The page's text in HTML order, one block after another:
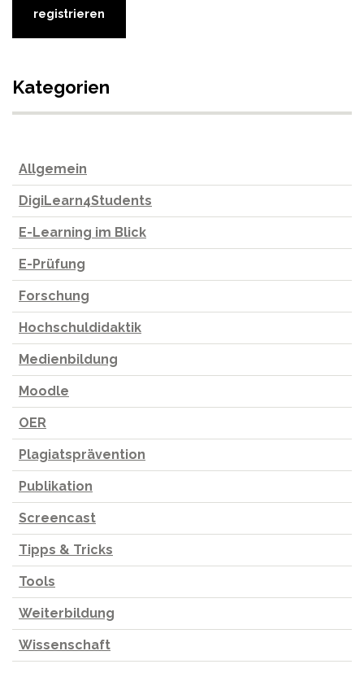
Kategorien
Allgemein
DigiLearn4Students
E-Learning im Blick
E-Prüfung
Forschung
Hochschuldidaktik
Medienbildung
Moodle
OER
Plagiatsprävention
Publikation
Screencast
Tipps & Tricks
Tools
Weiterbildung
Wissenschaft